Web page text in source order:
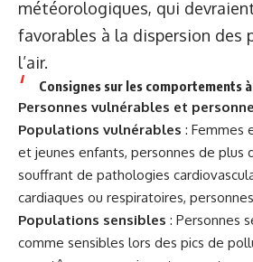
météorologiques, qui
favorables à la dispersion des
l’air.
Consignes sur les comportements
Personnes vulnérables et
Populations vulnérables : Femmes
et jeunes enfants, personnes de plus
souffrant de pathologies
cardiaques ou respiratoires,
Populations sensibles : Personnes
comme sensibles lors des pics de